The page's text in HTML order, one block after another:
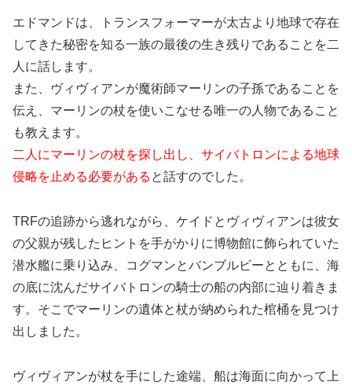
エドマンドは、トランスフォーマーが太古より地球で存在
してきた秘密を知る一族の最後の生き残りであることを二
人に話します。
また、ヴィヴィアンが魔術師マーリンの子孫であることを
伝え、マーリンの杖を使いこなせる唯一の人物であること
も教えます。
二人にマーリンの杖を探し出し、サイバトロンによる地球
侵略を止める必要がある と話すのでした。
TRFの追跡から逃れながら、ケイドとヴィヴィアンは彼女
の父親が残したヒントを手がかりに博物館に飾られていた
潜水艦に乗り込み、コグマンとバンブルビーとともに、海
の底に沈んだサイバトロンの騎士の船の内部に辿り着きま
す。そこでマーリンの遺体と杖が納められた棺桶を見つけ
出しました。
ヴィヴィアンが杖を手にした途端、船は海面に向かって上